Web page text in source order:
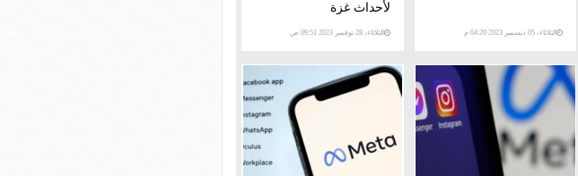
الثلاثاء، 05 ديسمبر 2023 04:20 م
لأحداث غزة
الثلاثاء، 28 نوفمبر 2023 09:51 ص